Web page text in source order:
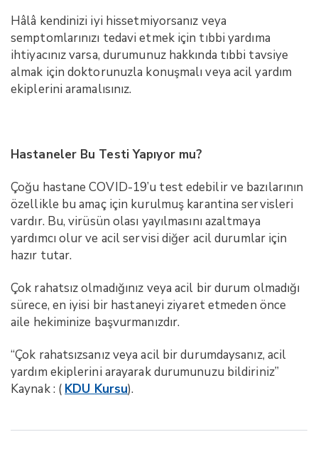
Hâlâ kendinizi iyi hissetmiyorsanız veya
semptomlarınızı tedavi etmek için tıbbi yardıma
ihtiyacınız varsa, durumunuz hakkında tıbbi tavsiye
almak için doktorunuzla konuşmalı veya acil yardım
ekiplerini aramalısınız.
Hastaneler Bu Testi Yapıyor mu?
Çoğu hastane COVID-19’u test edebilir ve bazılarının
özellikle bu amaç için kurulmuş karantina servisleri
vardır. Bu, virüsün olası yayılmasını azaltmaya
yardımcı olur ve acil servisi diğer acil durumlar için
hazır tutar.
Çok rahatsız olmadığınız veya acil bir durum olmadığı
sürece, en iyisi bir hastaneyi ziyaret etmeden önce
aile hekiminize başvurmanızdır.
“Çok rahatsızsanız veya acil bir durumdaysanız, acil
yardım ekiplerini arayarak durumunuzu bildiriniz”
Kaynak : ( KDU Kursu).